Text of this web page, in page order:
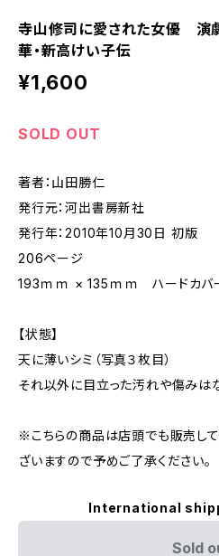
寺山修司に愛された女優 演
華・新高けい子伝
¥1,600
SOLD OUT
著者：山田勝仁
発行元：河出書房新社
発行年：2010年10月30日 初版
206ページ
193ｍｍ × 135ｍｍ ハードカバ
【状態】
天に薄いシミ（写真３枚目）
それ以外に目立った汚れや傷みは
※こちらの商品は店頭でも販売し
ざいますので予めご了承ください。
International
Sold